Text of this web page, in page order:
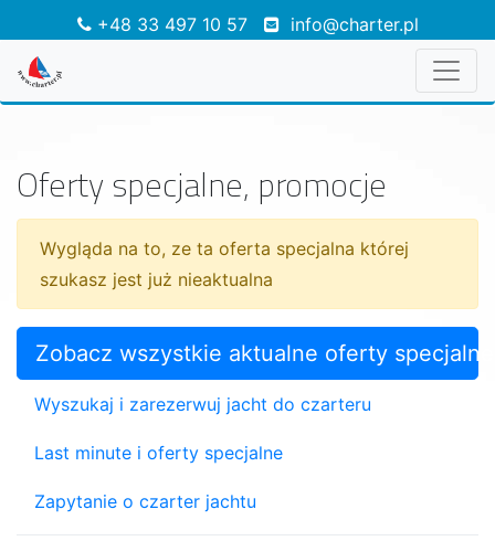
+48 33 497 10 57 info@charter.pl
Oferty specjalne, promocje
Wygląda na to, ze ta oferta specjalna której
szukasz jest już nieaktualna
Zobacz wszystkie aktualne oferty specjalne
Wyszukaj i zarezerwuj jacht do czarteru
Last minute i oferty specjalne
Zapytanie o czarter jachtu